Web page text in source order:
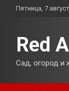
ПерейтиПятница, 7
Red
Сад, огород и